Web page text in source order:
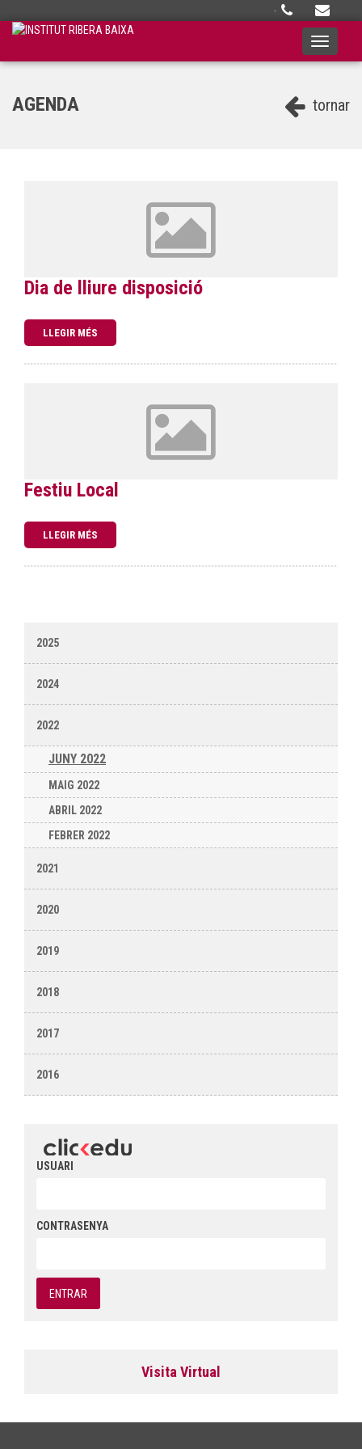
·
Toggle
tornar
AGENDA
Dia de lliure disposició
LLEGIR MÉS
Festiu Local
LLEGIR MÉS
2025
2024
2022
JUNY 2022
MAIG 2022
ABRIL 2022
FEBRER 2022
2021
2020
2019
2018
2017
2016
USUARI
CONTRASENYA
Visita Virtual